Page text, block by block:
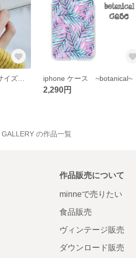
iphone ケース ~botanical~
2,290円
GALLERY の作品一覧
作品販売について
minneで売りたい
食品販売
ヴィンテージ販売
ダウンロード販売